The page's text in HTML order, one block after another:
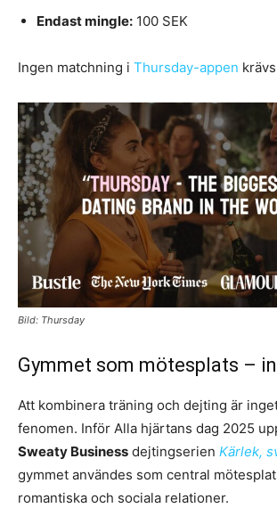
Endast mingle: 100 SEK
Ingen matchning i Thursday-appen
Bild: Thursday
Gymmet som mötesplats –
Att kombinera träning och dejting är
fenomen. Inför Alla hjärtans dag 2025
Sweaty Business dejtingserien Kärlek,
gymmet användes som central
romantiska och sociala relationer.